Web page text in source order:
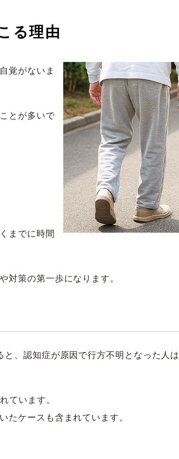
る理由
覚がないま
とが多いで
までに時間
対策の第一歩になります。
、認知症が原因で行方不明となった人は
ています。
たケースも含まれています。